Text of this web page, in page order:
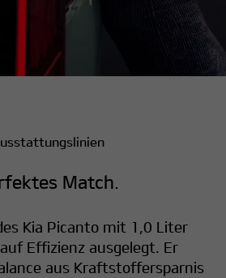
Match.
Kia Picanto mit 1,0 Liter
Effizienz ausgelegt. Er
aus Kraftstoffersparnis